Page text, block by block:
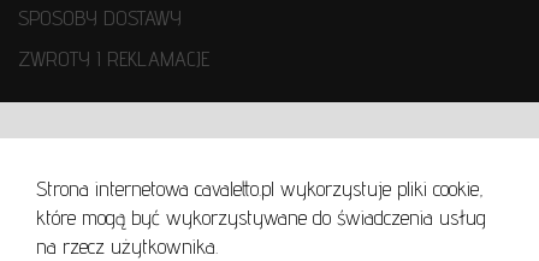
Strona internetowa cavaletto.pl wykorzystuje pliki cookie,
które mogą być wykorzystywane do świadczenia usług
na rzecz użytkownika.
SPOSOBY DOSTAWY
ZWROTY I REKLAMACJE
REGULAMIN
REGULAMIN AUKCJI